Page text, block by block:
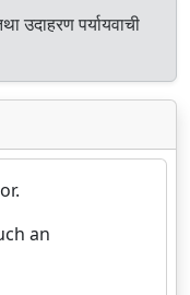
उदाहरण पर्यायवाची
an